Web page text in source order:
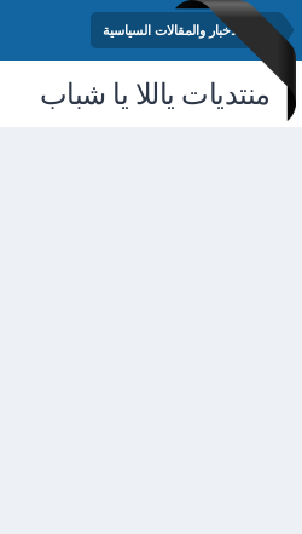
منتدى الأخبار والمقالات السياسية
منتديات ياللا يا شباب